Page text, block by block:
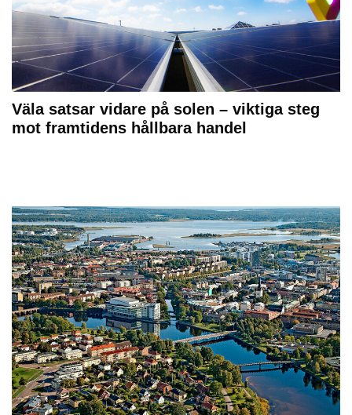
Väla satsar vidare på solen – viktiga steg
mot framtidens hållbara handel